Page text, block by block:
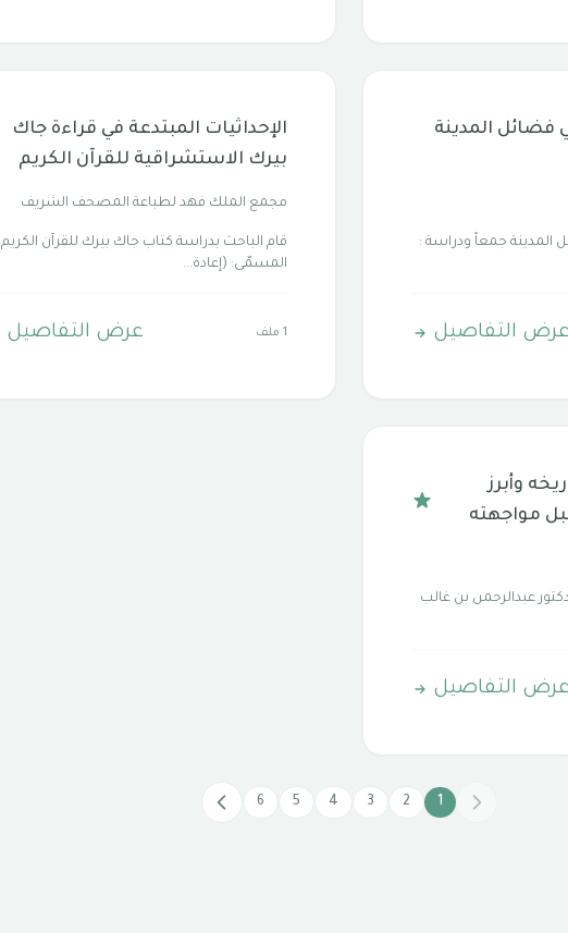
فضائل المدينة
المدينة جمعاً ودراسة :
عرض التفاصيل
الإحداثيات المبتدعة في قراءة جاك
بيرك الاستشراقية للقرآن الكريم
مجمع الملك فهد لطباعة المصحف الشريف
قام الباحث بدراسة كتاب جاك بيرك للقرآن الكريم
المسمّى: (إعادة...
1 ملف عرض التفاصيل
وأبرز
مواجهته
عبدالرحمن بن غالب
عرض التفاصيل
1
2
3
4
5
6